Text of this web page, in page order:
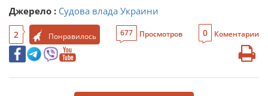
Джерело : Судова влада Украини
2 Понравилось 677 Просмотров 0 Коментарии